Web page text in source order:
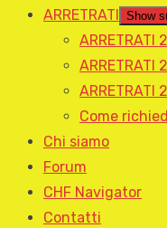
ARRETRATI
Show
ARRETRATI
ARRETRATI
ARRETRATI
Come
Chi siamo
Forum
CHF Navigator
Contatti